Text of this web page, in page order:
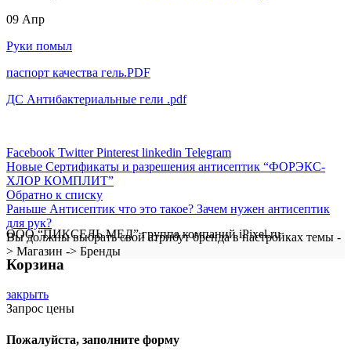
09 Апр
Руки помыл
паспорт качества гель.PDF
ДС Антибактериальные гели .pdf
Facebook Twitter Pinterest linkedin Telegram
Новые Сертификаты и разрешения антисептик “ФОРЭКС-
ХЛОР КОМПЛИТ”
Обратно к списку
Раньше Антисептик что это такое? Зачем нужен антисептик
для рук?
Вы должны выбрать свой атрибут бренда в настройках темы -
> Магазин -> Бренды
ООО “ПИКСЕЛЬ МЕД” группа компаний iPixel.ru
Корзина
закрыть
Запрос цены
Пожалуйста, заполните форму